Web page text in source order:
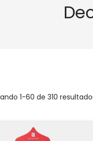
1-60 de 310